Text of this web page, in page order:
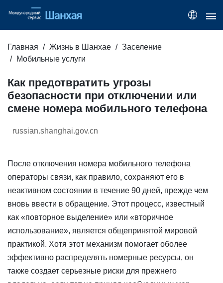
Главная Жизнь в Шанхае
Заселение
Мобильные услуги
Как предотвратить угрозы
безопасности при отключении или
смене номера мобильного телефона
russian.shanghai.gov.cn
После отключения номера мобильного телефона
операторы связи, как правило, сохраняют его в
неактивном состоянии в течение 90 дней, прежде чем
вновь ввести в обращение. Этот процесс, известный
как «повторное выделение» или «вторичное
использование», является общепринятой мировой
практикой. Хотя этот механизм помогает оболее
эффективно распределять номерные ресурсы, он
также создает серьезные риски для прежнего